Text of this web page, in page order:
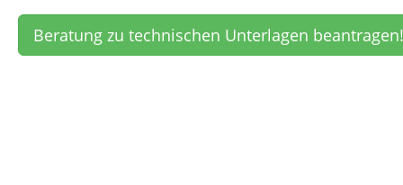
Beratung zu technischen Unterlagen beantragen!